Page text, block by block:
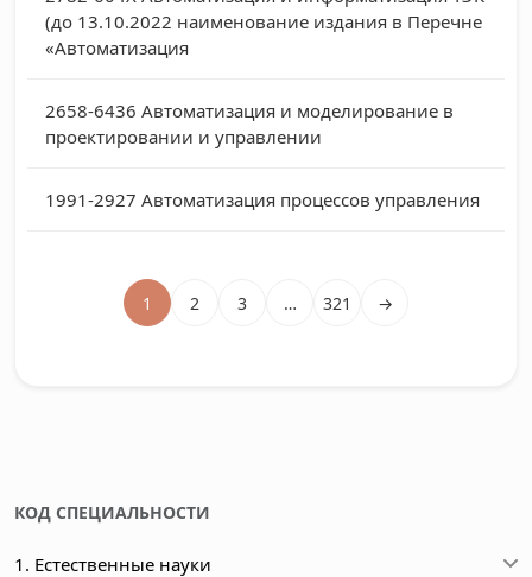
(до 13.10.2022 наименование издания в Перечне
«Автоматизация
2658-6436 Автоматизация и моделирование в
проектировании и управлении
1991-2927 Автоматизация процессов управления
1 2 3 … 321 →
КОД СПЕЦИАЛЬНОСТИ
1. Естественные науки